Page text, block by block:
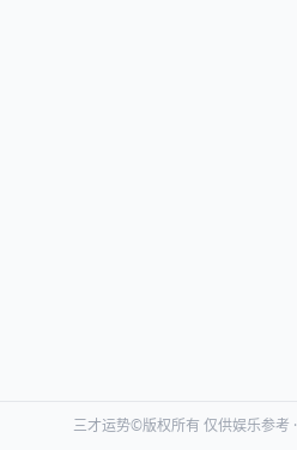
三才运势©版权所有 仅供娱乐参考 ·